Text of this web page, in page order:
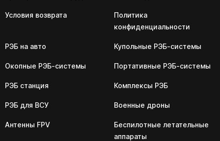
Условия возврата
Политика
конфиденциальности
РЭБ на авто Купольные РЭБ-системы
Окопные РЭБ-системы Портативные РЭБ-системы
РЭБ станция Комплексы РЭБ
РЭБ для ВСУ Военные дроны
Антенны FPV
Беспилотные летательные
аппараты